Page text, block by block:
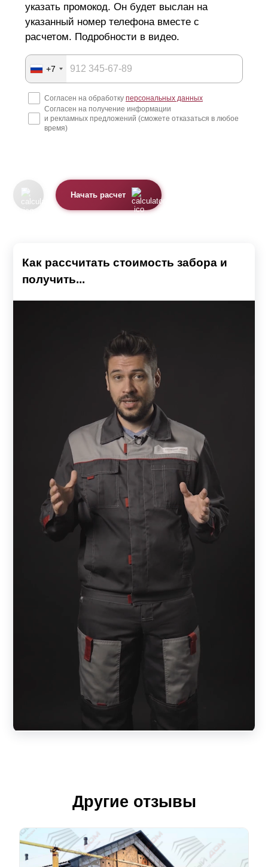
указать промокод. Он будет выслан на
указанный номер телефона вместе с
расчетом. Подробности в видео.
+7
Согласен на обработку персональных данных
Согласен на получение информации
и рекламных предложений (сможете отказаться в любое
время)
Начать расчет
Как рассчитать стоимость забора и
получить...
Другие отзывы